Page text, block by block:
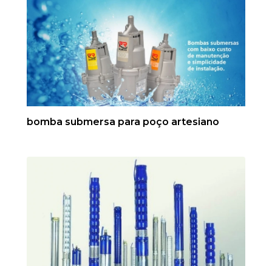
bomba submersa para poço artesiano